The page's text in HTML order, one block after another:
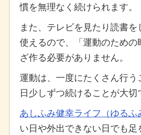
慣を無理なく続けられます。
また、テレビを見たり読書を
使えるので、「運動のための
ざ作る必要がありません。
運動は、一度にたくさん行
日少しずつ続けることが大切
あしふみ健幸ライフ（ゆるふ
い日や外出できない日でも